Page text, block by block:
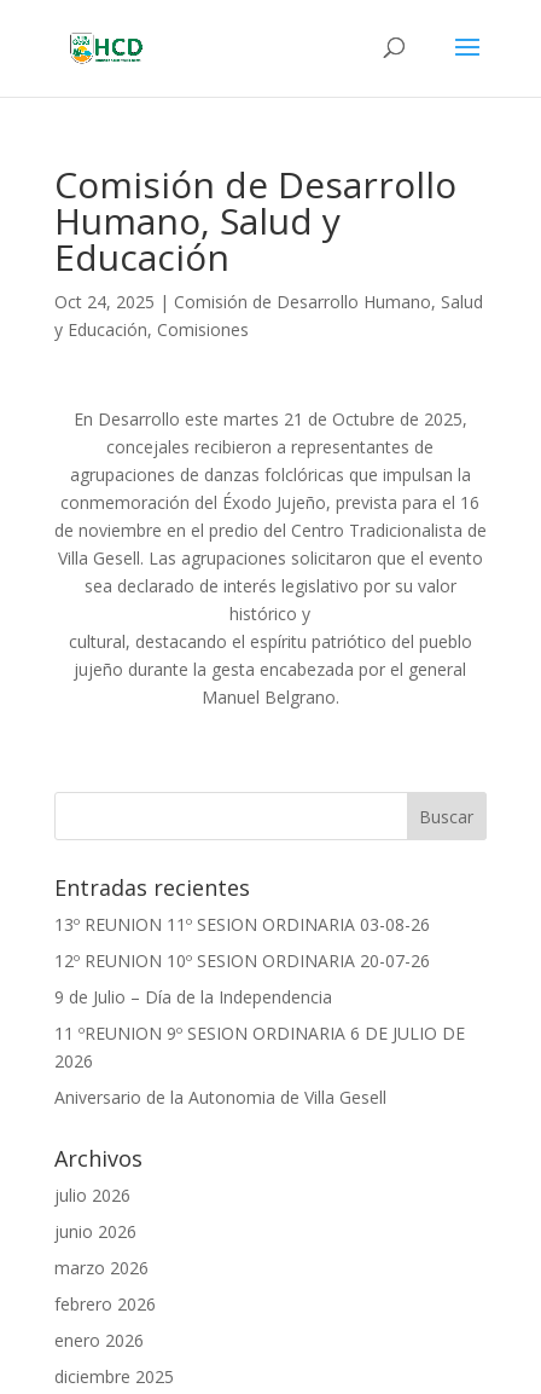
Comisión de Desarrollo
Humano, Salud y
Educación
Oct 24, 2025 | Comisión de Desarrollo Humano, Salud
y Educación, Comisiones
En Desarrollo este martes 21 de Octubre de 2025,
concejales recibieron a representantes de
agrupaciones de danzas folclóricas que impulsan la
conmemoración del Éxodo Jujeño, prevista para el 16
de noviembre en el predio del Centro Tradicionalista de
Villa Gesell. Las agrupaciones solicitaron que el evento
sea declarado de interés legislativo por su valor
histórico y
cultural, destacando el espíritu patriótico del pueblo
jujeño durante la gesta encabezada por el general
Manuel Belgrano.
Entradas recientes
13º REUNION 11º SESION ORDINARIA 03-08-26
12º REUNION 10º SESION ORDINARIA 20-07-26
9 de Julio – Día de la Independencia
11 ºREUNION 9º SESION ORDINARIA 6 DE JULIO DE
2026
Aniversario de la Autonomia de Villa Gesell
Archivos
julio 2026
junio 2026
marzo 2026
febrero 2026
enero 2026
diciembre 2025